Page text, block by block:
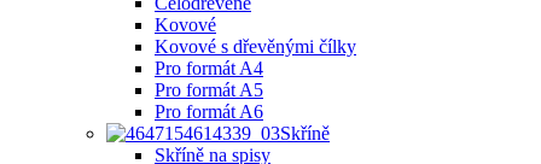
Kovové
Kovové s dřevěnými čílky
Pro formát A4
Pro formát A5
Pro formát A6
Skříně
Skříně na spisy